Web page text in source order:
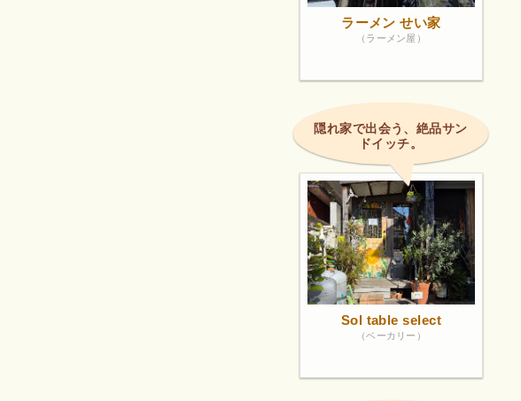
ラーメン せい家
（ラーメン屋）
隠れ家で出会う、絶品サン
ドイッチ。
Sol table select
（ベーカリー）